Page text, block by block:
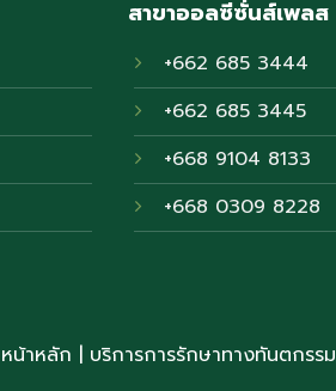
สาขาออลซีซั่นส์เพลส
+662 685 3444
+662 685 3445
+668 9104 8133
+668 0309 8228
หน้าหลัก บริการการรักษาทางทันตกรรม